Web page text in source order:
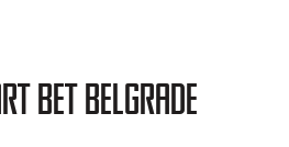
Bet Belgrade